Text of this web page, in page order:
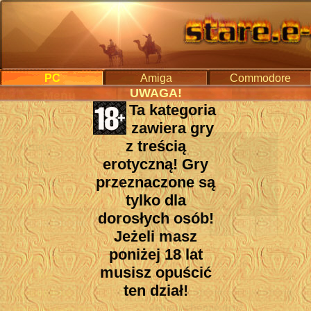
UWAGA!
Ta kategoria
zawiera gry
z treścią
erotyczną! Gry
przeznaczone są
tylko dla
dorosłych osób!
Jeżeli masz
poniżej 18 lat
musisz opuścić
ten dział!
PC Amiga Commodore
Menu
Start
Spis gier
Pomoc
Forum
DOSBox
Konkurs - NOWY!
Muzyka Starych Gier
CZAT
Dodaj grę
Artykuły
Czasopisma
PC> Gry dla dorosłych > Castle Knatterfels:
Producent i rok wydania:
Redfire Software 2006
Platforma:
PC
Porady:
Jak uruchomić grę?